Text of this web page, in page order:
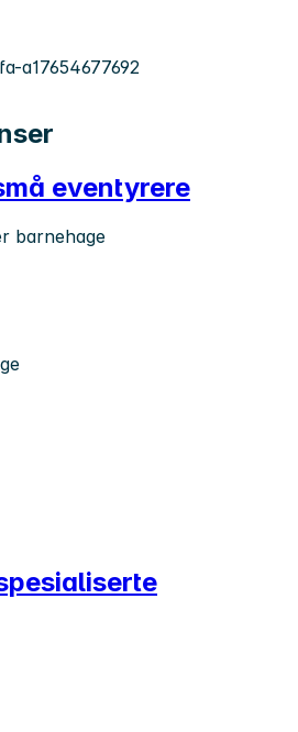
a17654677692
eventyrere
barnehage